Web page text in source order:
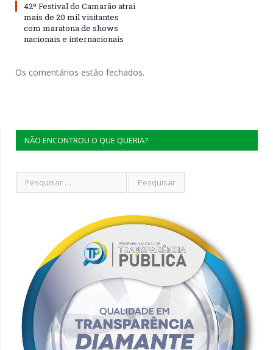
42º Festival do Camarão atrai
mais de 20 mil visitantes
com maratona de shows
nacionais e internacionais
Os comentários estão fechados.
NÃO ENCONTROU O QUE QUERIA?